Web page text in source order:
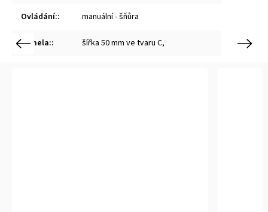
Ovládání:: manuální - šňůra
Lamela:: šířka 50 mm ve tvaru C,
Previous Next